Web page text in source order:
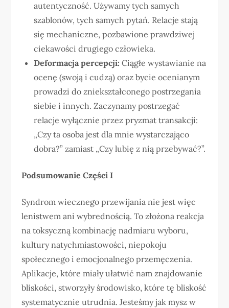
autentyczność. Używamy tych samych
szablonów, tych samych pytań. Relacje stają
się mechaniczne, pozbawione prawdziwej
ciekawości drugiego człowieka.
Deformacja percepcji: Ciągłe wystawianie na
ocenę (swoją i cudzą) oraz bycie ocenianym
prowadzi do zniekształconego postrzegania
siebie i innych. Zaczynamy postrzegać
relacje wyłącznie przez pryzmat transakcji:
„Czy ta osoba jest dla mnie wystarczająco
dobra?” zamiast „Czy lubię z nią przebywać?”.
Podsumowanie Części I
Syndrom wiecznego przewijania nie jest więc
lenistwem ani wybrednością. To złożona reakcja
na toksyczną kombinację nadmiaru wyboru,
kultury natychmiastowości, niepokoju
społecznego i emocjonalnego przemęczenia.
Aplikacje, które miały ułatwić nam znajdowanie
bliskości, stworzyły środowisko, które tę bliskość
systematycznie utrudnia. Jesteśmy jak mysz w